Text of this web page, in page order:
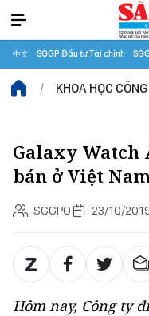
中文 SGGP Đầu tư Tài chính
KHOA HỌC
Galaxy
bán ở Việt
SGGPO 23/10/
Hôm nay, Công ty